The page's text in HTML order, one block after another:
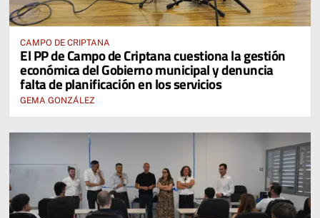
CAMPO DE CRIPTANA
El PP de Campo de Criptana cuestiona la gestión
económica del Gobierno municipal y denuncia
falta de planificación en los servicios
GEMA GONZÁLEZ